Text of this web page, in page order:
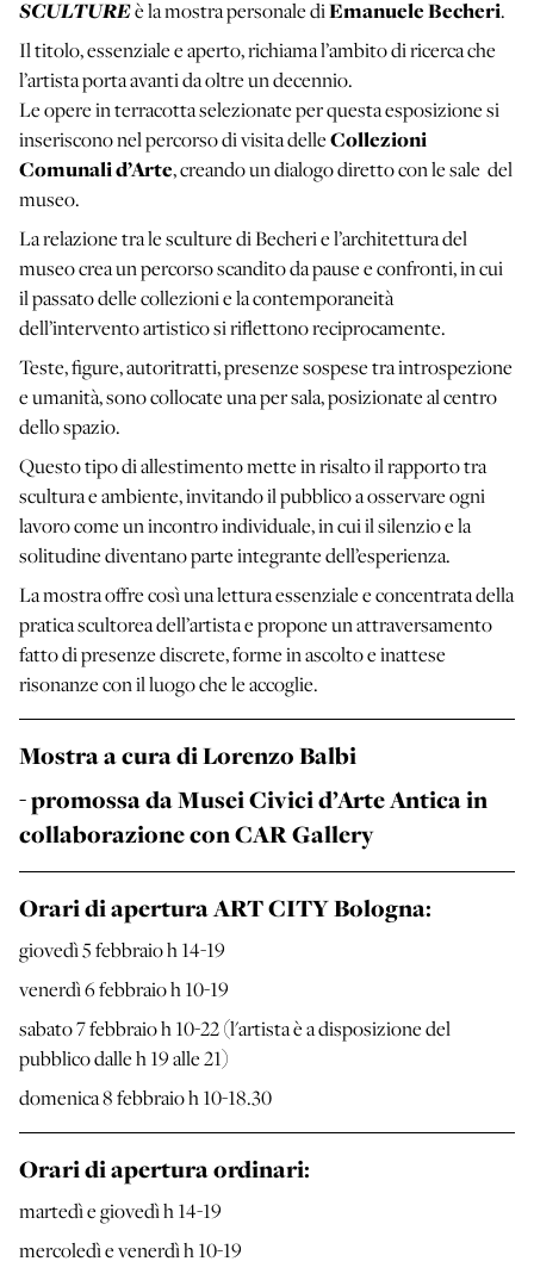
SCULTUREè la mostra personale diEmanuele Becheri.
Il titolo, essenziale e aperto, richiama l’ambito di ricerca che
l’artista porta avanti da oltre un decennio.
Le opere in terracotta selezionate per questa esposizione si
inseriscono nel percorso di visita delleCollezioni
Comunali d’Arte, creando un dialogo diretto con le sale del
museo.
La relazione tra le sculture di Becheri e l’architettura del
museo crea un percorso scandito da pause e confronti, in cui
il passato delle collezioni e la contemporaneità
dell’intervento artistico si riflettono reciprocamente.
Teste, figure, autoritratti, presenze sospese tra introspezione
e umanità, sono collocate una per sala, posizionate al centro
dello spazio.
Questo tipo di allestimento mette in risalto il rapporto tra
scultura e ambiente, invitando il pubblico a osservare ogni
lavoro come un incontro individuale, in cui il silenzio e la
solitudine diventano parte integrante dell’esperienza.
La mostra offre così una lettura essenziale e concentrata della
pratica scultorea dell’artista e propone un attraversamento
fatto di presenze discrete, forme in ascolto e inattese
risonanze con il luogo che le accoglie.
Mostra a cura di Lorenzo Balbi
- promossa da Musei Civici d’Arte Antica in
collaborazione con CAR Gallery
Orari di apertura ART CITY Bologna:
giovedì 5 febbraio h 14-19
venerdì 6 febbraio h 10-19
sabato 7 febbraio h 10-22 (l'artista è a disposizione del
pubblico dalle h 19 alle 21)
domenica 8 febbraio h 10-18.30
Orari di apertura ordinari:
martedì e giovedì h 14-19
mercoledì e venerdì h 10-19